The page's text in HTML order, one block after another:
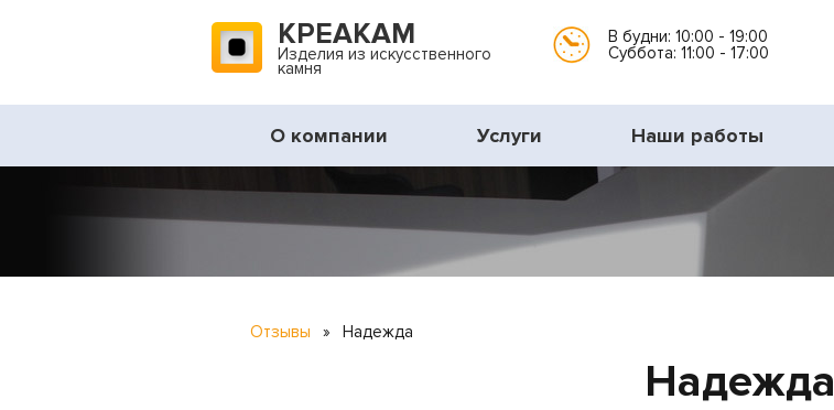
КРЕАКАМ
Изделия из искусственного
камня
В будни: 10:00 - 19:00
Суббота: 11:00 - 17:00
О компании Услуги Наши работы
Отзывы » Надежда
Надежда